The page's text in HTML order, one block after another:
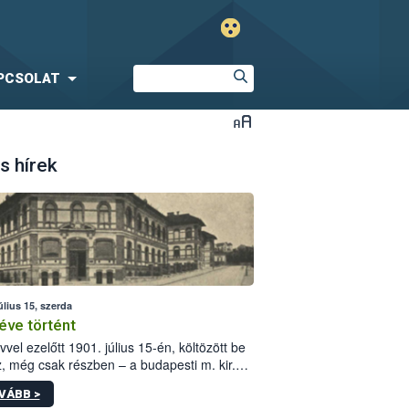
hírek
15, szerda
történt
ezelőtt 1901. július 15-én, költözött be
még csak részben – a budapesti m. kir.
állomás a Kis Rókus utca
alatti, Czigler Győző által tervezett új
>